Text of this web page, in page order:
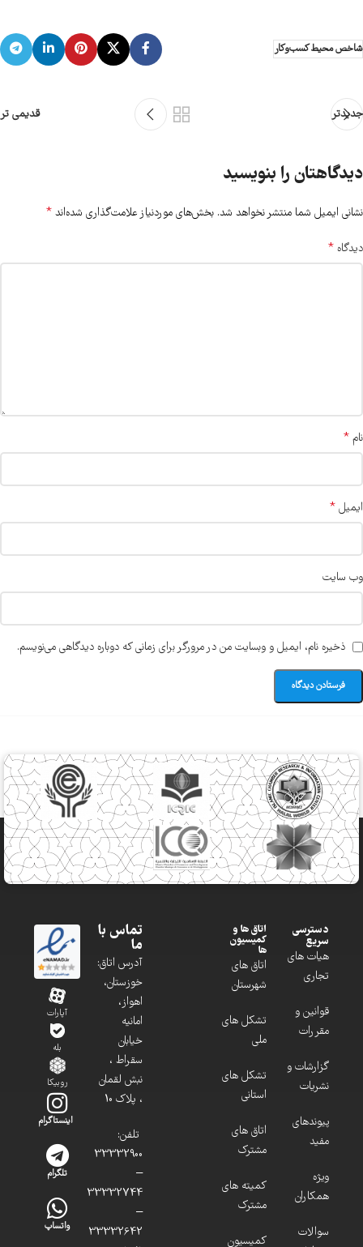
شاخص محیط کسب‌وکار
جدیدتر قدیمی تر
دیدگاهتان را بنویسید
نشانی ایمیل شما منتشر نخواهد شد. بخش‌های موردنیاز علامت‌گذاری شده‌اند *
دیدگاه *
نام *
ایمیل *
وب‌ سایت
ذخیره نام، ایمیل و وبسایت من در مرورگر برای زمانی که دوباره دیدگاهی می‌نویسم.
دسترسی
سریع
هیات های
تجاری
قوانین و
مقررات
گزارشات و
نشریات
پیوندهای
مفید
ویژه
همکاران
سوالات
اتاق ها و
کمیسیون
ها
اتاق های
شهرستان
تشکل های
ملی
تشکل های
استانی
اتاق های
مشترک
کمیته های
مشترک
کمیسیون
تماس با
ما
آدرس اتاق:
خوزستان،
اهواز،
امانیه
خیابان
سقراط ،
نبش لقمان
، پلاک 10
تلفن:
33332900
–
33332744
–
33332642
آپارات
بله
روبیکا
اینستاگرام
تلگرام
واتساپ